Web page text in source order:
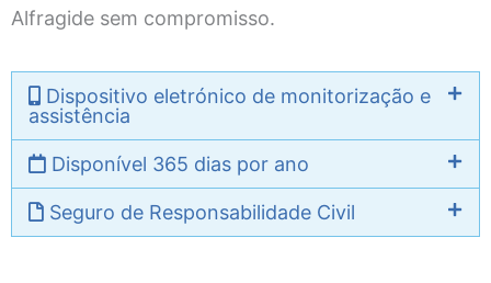
Alfragide sem compromisso.
Dispositivo eletrónico de monitorização e
assistência
Disponível 365 dias por ano
Seguro de Responsabilidade Civil